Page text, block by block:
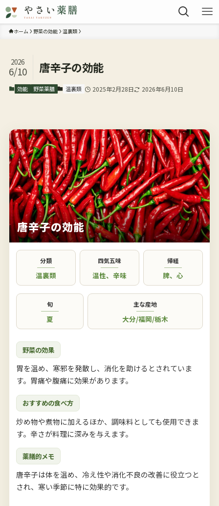
ホーム 野菜の効能 温裏類
唐辛子の効能
2026
6/10
効能 野菜薬膳 温裏類 2025年2月28日 2026年6月10日
唐辛子の効能
分類
温裏類
四気五味
温性、 辛味
帰経
脾、心
旬
夏
主な産地
大分/福岡/栃木
野菜の効果
胃を温め、寒邪を発散し、消化を助けるとされていま
す。胃痛や腹痛に効果があります。
おすすめの食べ方
炒め物や煮物に加えるほか、調味料としても使用できま
す。辛さが料理に深みを与えます。
薬膳的メモ
唐辛子は体を温め、冷え性や消化不良の改善に役立つと
され、寒い季節に特に効果的です。